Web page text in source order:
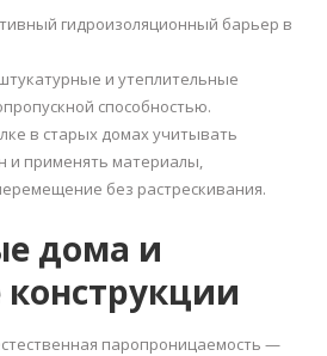
гидроизоляционный барьер в
и утеплительные
способностью.
в старых домах учитывать
и применять материалы,
без растрескивания.
дома и
паропроницаемость —